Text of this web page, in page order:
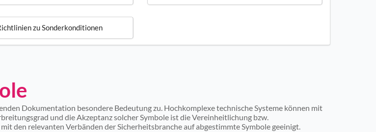
zu Sonderkonditionen
Dokumentation besondere Bedeutung zu. Hochkomplexe technische Systeme können mit
und die Akzeptanz solcher Symbole ist die Vereinheitlichung bzw.
den relevanten Verbänden der Sicherheitsbranche auf abgestimmte Symbole geeinigt.